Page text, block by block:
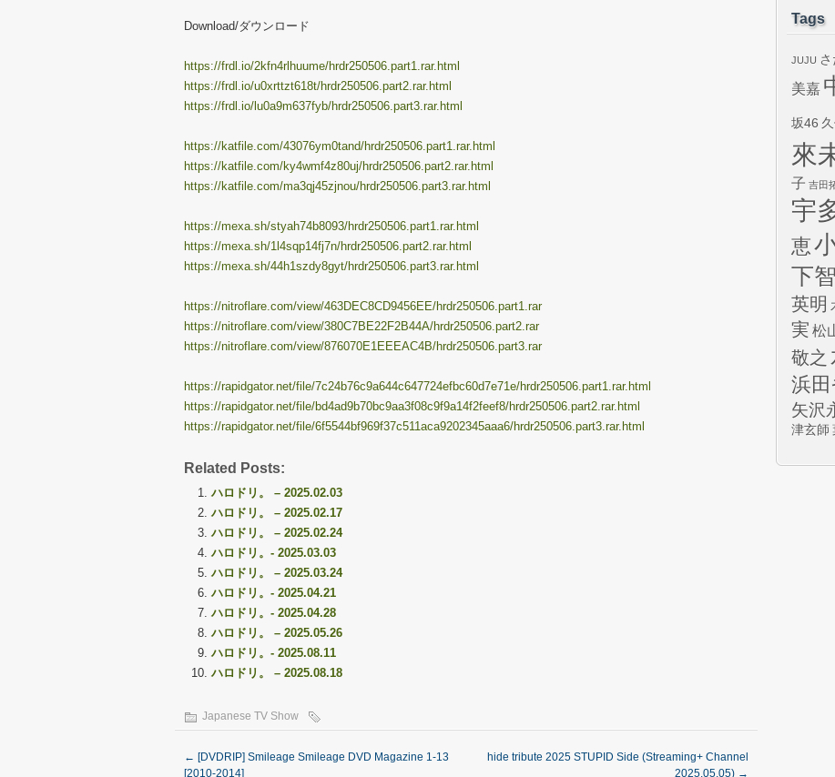
Download/ダウンロード
https://frdl.io/2kfn4rlhuume/hrdr250506.part1.rar.html
https://frdl.io/u0xrttzt618t/hrdr250506.part2.rar.html
https://frdl.io/lu0a9m637fyb/hrdr250506.part3.rar.html
https://katfile.com/43076ym0tand/hrdr250506.part1.rar.html
https://katfile.com/ky4wmf4z80uj/hrdr250506.part2.rar.html
https://katfile.com/ma3qj45zjnou/hrdr250506.part3.rar.html
https://mexa.sh/styah74b8093/hrdr250506.part1.rar.html
https://mexa.sh/1l4sqp14fj7n/hrdr250506.part2.rar.html
https://mexa.sh/44h1szdy8gyt/hrdr250506.part3.rar.html
https://nitroflare.com/view/463DEC8CD9456EE/hrdr250506.part1.rar
https://nitroflare.com/view/380C7BE22F2B44A/hrdr250506.part2.rar
https://nitroflare.com/view/876070E1EEEAC4B/hrdr250506.part3.rar
https://rapidgator.net/file/7c24b76c9a644c647724efbc60d7e71e/hrdr250506.part1.rar.html
https://rapidgator.net/file/bd4ad9b70bc9aa3f08c9f9a14f2feef8/hrdr250506.part2.rar.html
https://rapidgator.net/file/6f5544bf969f37c511aca9202345aaa6/hrdr250506.part3.rar.html
Related Posts:
ハロドリ。 – 2025.02.03
ハロドリ。 – 2025.02.17
ハロドリ。 – 2025.02.24
ハロドリ。- 2025.03.03
ハロドリ。 – 2025.03.24
ハロドリ。- 2025.04.21
ハロドリ。- 2025.04.28
ハロドリ。 – 2025.05.26
ハロドリ。- 2025.08.11
ハロドリ。 – 2025.08.18
Japanese TV Show
← [DVDRIP] Smileage Smileage DVD Magazine 1-13
[2010-2014]
hide tribute 2025 STUPID Side (Streaming+ Channel
2025.05.05) →
Tags
JUJU
美嘉
坂46
來
子 吉田
宇
恵
下
英明
実 松
敬之
浜
矢沢
津玄師